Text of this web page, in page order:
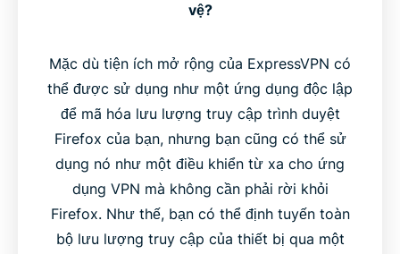
vệ?
Mặc dù tiện ích mở rộng của ExpressVPN có
thể được sử dụng như một ứng dụng độc lập
để mã hóa lưu lượng truy cập trình duyệt
Firefox của bạn, nhưng bạn cũng có thể sử
dụng nó như một điều khiển từ xa cho ứng
dụng VPN mà không cần phải rời khỏi
Firefox. Như thế, bạn có thể định tuyến toàn
bộ lưu lượng truy cập của thiết bị qua một